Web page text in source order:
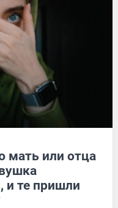
мать или отца
и те пришли